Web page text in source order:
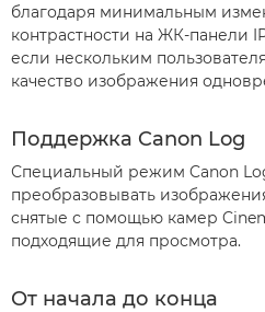
благодаря минимальным
контрастности на ЖК-панели
если нескольким
качество изображения
Поддержка Canon Log
Специальный режим Canon
преобразовывать
снятые с помощью камер
подходящие для просмотра.
От начала до конца